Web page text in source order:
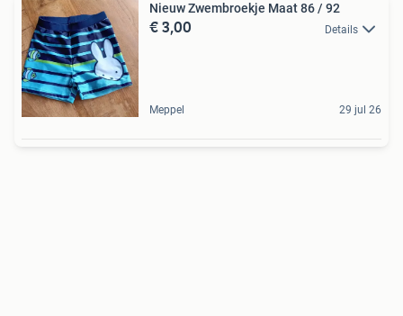
Nieuw Zwembroekje Maat 86 / 92
€ 3,00 Details
Meppel 29 jul 26